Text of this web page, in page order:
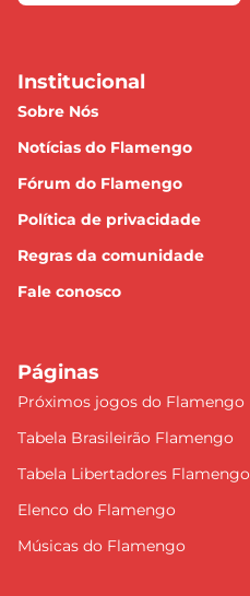
Institucional
Sobre Nós
Notícias do Flamengo
Fórum do Flamengo
Política de privacidade
Regras da comunidade
Fale conosco
Páginas
Próximos jogos do Flamengo
Tabela Brasileirão Flamengo
Tabela Libertadores Flamengo
Elenco do Flamengo
Músicas do Flamengo